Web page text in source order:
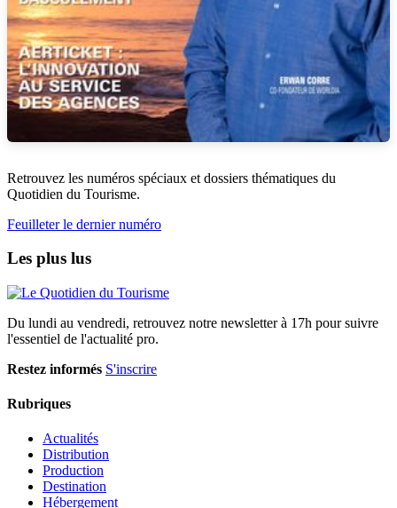
Retrouvez les numéros spéciaux et dossiers thématiques du
Quotidien du Tourisme.
Feuilleter le dernier numéro
Les plus lus
Du lundi au vendredi, retrouvez notre newsletter à 17h pour suivre
l'essentiel de l'actualité pro.
Restez informés S'inscrire
Rubriques
Actualités
Distribution
Production
Destination
Hébergement